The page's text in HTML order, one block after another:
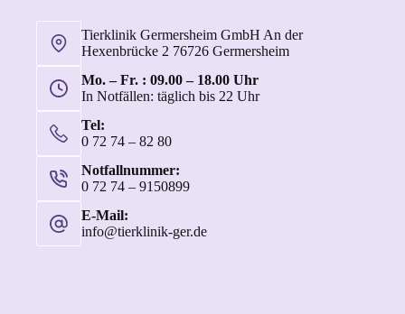
Tierklinik Germersheim GmbH An der
Hexenbrücke 2 76726 Germersheim
Mo. – Fr. : 09.00 – 18.00 Uhr
In Notfällen: täglich bis 22 Uhr
Tel:
0 72 74 – 82 80
Notfallnummer:
0 72 74 – 9150899
E-Mail:
info@tierklinik-ger.de